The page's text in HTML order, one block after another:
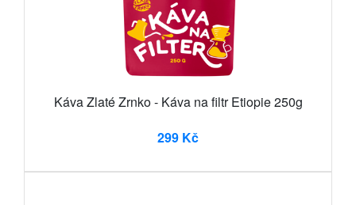
Káva Zlaté Zrnko - Káva na filtr Etiopie 250g
299 Kč